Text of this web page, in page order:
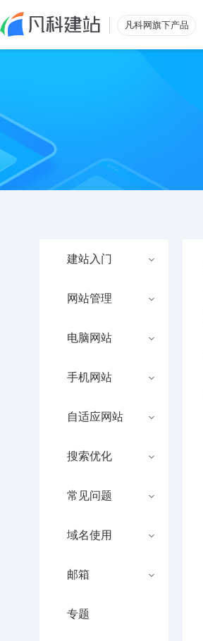
凡科网旗下产品
建站入门
网站管理
电脑网站
手机网站
自适应网站
搜索优化
常见问题
域名使用
邮箱
专题